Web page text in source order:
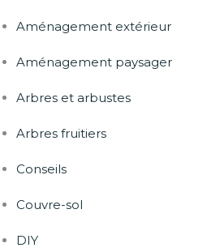
Aménagement extérieur
Aménagement paysager
Arbres et arbustes
Arbres fruitiers
Conseils
Couvre-sol
DIY